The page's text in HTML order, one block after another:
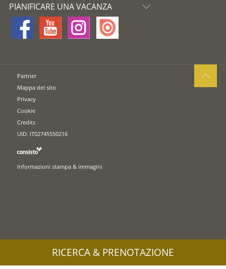
PIANIFICARE UNA VACANZA
Partner
Mappa del sito
Privacy
Cookie
Credits
UID: IT02745550216
Informazioni stampa & immagini
RICERCA & PRENOTAZIONE